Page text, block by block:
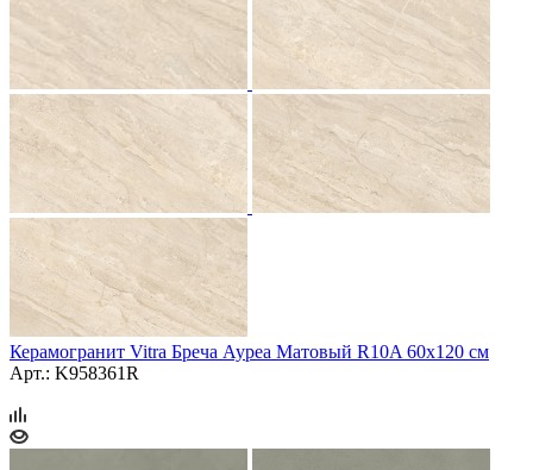
Керамогранит Vitra Бреча Ауреа Матовый R10A 60x120 см
Арт.: K958361R